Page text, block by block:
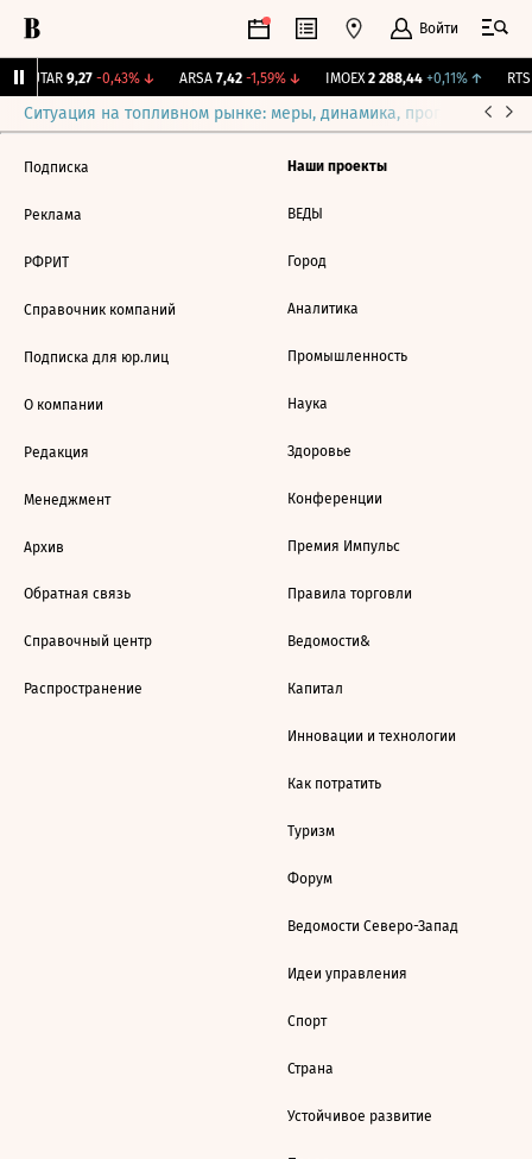
Войти
UTAR 9,27 -0,43%↓ ARSA 7,42 -1,59%↓ IMOEX 2 288,44 +0,11%↑ RTSI
Ситуация на топливном рынке: меры, динамика, прогнозы
Подписка
Реклама
РФРИТ
Справочник компаний
Подписка для юр.лиц
О компании
Редакция
Менеджмент
Архив
Обратная связь
Справочный центр
Распространение
Наши проекты
ВЕДЫ
Город
Аналитика
Промышленность
Наука
Здоровье
Конференции
Премия Импульс
Правила торговли
Ведомости&
Капитал
Инновации и технологии
Как потратить
Туризм
Форум
Ведомости Северо-Запад
Идеи управления
Спорт
Страна
Устойчивое развитие